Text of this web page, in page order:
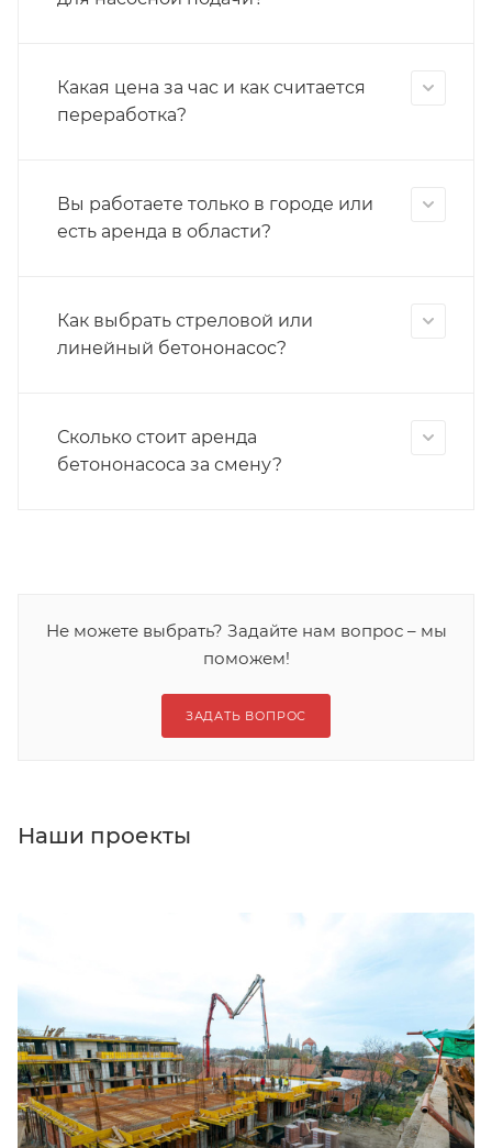
Какая цена за час и как считается
переработка?
Вы работаете только в городе или
есть аренда в области?
Как выбрать стреловой или
линейный бетононасос?
Сколько стоит аренда
бетононасоса за смену?
Не можете выбрать? Задайте нам вопрос – мы
поможем!
ЗАДАТЬ ВОПРОС
Наши проекты